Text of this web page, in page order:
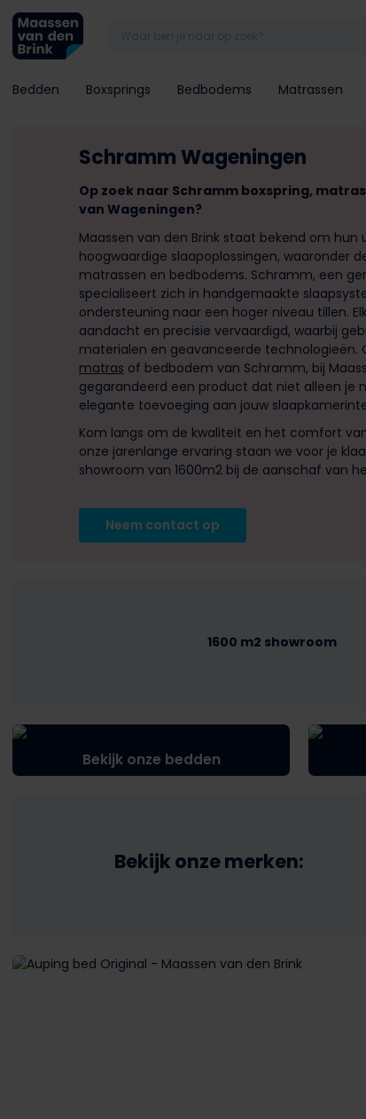
Bedden Boxsprings Bedbodems Matrassen
Schramm Wageningen
Op zoek naar Schramm boxspring, matras
van Wageningen?
Maassen van den Brink staat bekend om
hoogwaardige slaapoplossingen, waaronder
matrassen en bedbodems. Schramm, een
specialiseert zich in handgemaakte
ondersteuning naar een hoger niveau tillen.
aandacht en precisie vervaardigd, waarbij
materialen en geavanceerde technologieën.
matras of bedbodem van Schramm, bij
gegarandeerd een product dat niet alleen je
elegante toevoeging aan jouw
Kom langs om de kwaliteit en het comfort
onze jarenlange ervaring staan we voor je
showroom van 1600m2 bij de aanschaf van
Neem contact op
1600 m2 showroom
Bekijk onze bedden
Bekijk onze merken: